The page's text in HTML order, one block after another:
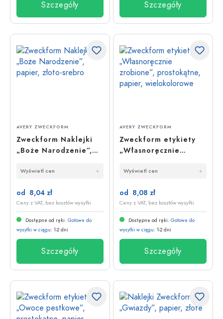
Szczegóły Szczegóły
AVERY ZWECKFORM
Zweckform Naklejki
„Boże Narodzenie”,
Wyświetl cen
od 8,04 zł
Ceny z VAT, bez kosztów wysyłki
Dostępne od ręki. Gotowe do
wysyłki w ciągu: 1-2 dni
Szczegóły
AVERY ZWECKFORM
Zweckform etykiety
„Własnoręcznie
prostokątne, papier,
Wyświetl cen
od 8,08 zł
Ceny z VAT, bez kosztów wysyłki
Dostępne od ręki. Gotowe do
wysyłki w ciągu: 1-2 dni
Szczegóły